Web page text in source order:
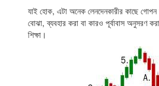
যাই হোক, এটা অনেক লেনদেনকারীর কাছে গোপন
বোঝা, ব্যবহার করা বা কারও পূর্বাবাস অনুসরণ
শিক্ষা।